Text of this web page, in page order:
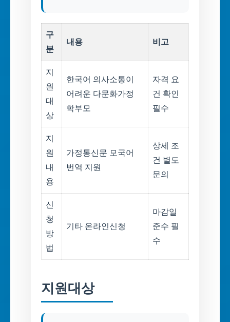
구
분
내용 비고
지
원
대
상
한국어 의사소통이
어려운 다문화가정
학부모
자격 요
건 확인
필수
지
원
내
용
가정통신문 모국어
번역 지원
상세 조
건 별도
문의
신
청
방
법
기타 온라인신청
마감일
준수 필
수
지원대상